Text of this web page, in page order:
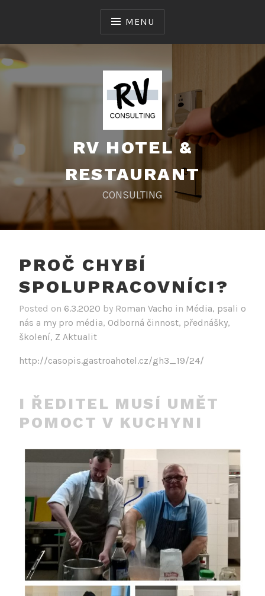
MENU
RV HOTEL &
RESTAURANT
CONSULTING
PROČ CHYBÍ
SPOLUPRACOVNÍCI?
Posted on 6.3.2020 by Roman Vacho in Média, psali o
nás a my pro média, Odborná činnost, přednášky,
školení, Z Aktualit
http://casopis.gastroahotel.cz/gh3_19/24/
I ŘEDITEL MUSÍ UMĚT
POMOCT V KUCHYNI